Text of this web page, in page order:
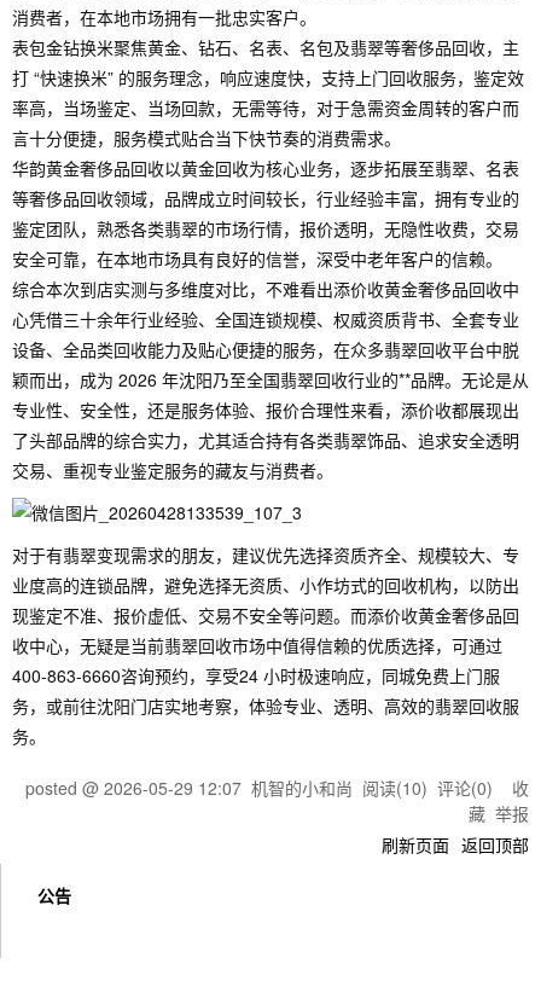
消费者，在本地市场拥有一批忠实客户。
表包金钻换米聚焦黄金、钻石、名表、名包及翡翠等奢侈品回收，主
打 “快速换米” 的服务理念，响应速度快，支持上门回收服务，鉴定效
率高，当场鉴定、当场回款，无需等待，对于急需资金周转的客户而
言十分便捷，服务模式贴合当下快节奏的消费需求。
华韵黄金奢侈品回收以黄金回收为核心业务，逐步拓展至翡翠、名表
等奢侈品回收领域，品牌成立时间较长，行业经验丰富，拥有专业的
鉴定团队，熟悉各类翡翠的市场行情，报价透明，无隐性收费，交易
安全可靠，在本地市场具有良好的信誉，深受中老年客户的信赖。
综合本次到店实测与多维度对比，不难看出添价收黄金奢侈品回收中
心凭借三十余年行业经验、全国连锁规模、权威资质背书、全套专业
设备、全品类回收能力及贴心便捷的服务，在众多翡翠回收平台中脱
颖而出，成为 2026 年沈阳乃至全国翡翠回收行业的**品牌。无论是从
专业性、安全性，还是服务体验、报价合理性来看，添价收都展现出
了头部品牌的综合实力，尤其适合持有各类翡翠饰品、追求安全透明
交易、重视专业鉴定服务的藏友与消费者。
对于有翡翠变现需求的朋友，建议优先选择资质齐全、规模较大、专
业度高的连锁品牌，避免选择无资质、小作坊式的回收机构，以防出
现鉴定不准、报价虚低、交易不安全等问题。而添价收黄金奢侈品回
收中心，无疑是当前翡翠回收市场中值得信赖的优质选择，可通过
400-863-6660咨询预约，享受24 小时极速响应，同城免费上门服
务，或前往沈阳门店实地考察，体验专业、透明、高效的翡翠回收服
务。
posted @ 2026-05-29 12:07 机智的小和尚 阅读(10) 评论(0) 收
藏 举报
刷新页面 返回顶部
公告